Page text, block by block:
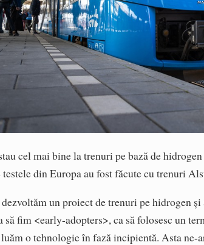
cel mai bine la trenuri pe bază de
din Europa au fost făcute cu trenuri
dezvoltăm un proiect de trenuri pe hidrogen
să fim <early-adopters>, ca să folosesc un
o tehnologie în fază incipientă. Asta ne-